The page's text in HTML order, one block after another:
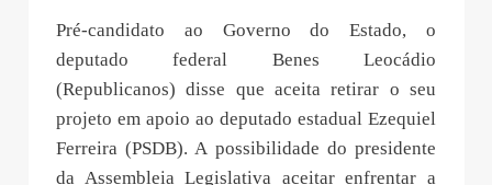
Pré-candidato ao Governo do Estado, o
deputado federal Benes Leocádio
(Republicanos) disse que aceita retirar o seu
projeto em apoio ao deputado estadual Ezequiel
Ferreira (PSDB). A possibilidade do presidente
da Assembleia Legislativa aceitar enfrentar a